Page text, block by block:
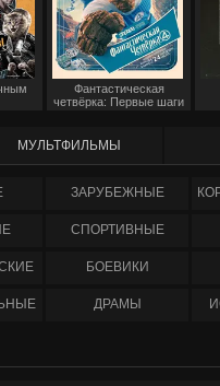
Фантастическая
четвёрка: Первые шаги
МУЛЬТФИЛЬМЫ
ЗАРУБЕЖНЫЕ
СПОРТИВНЫЕ
БОЕВИКИ
ДРАМЫ